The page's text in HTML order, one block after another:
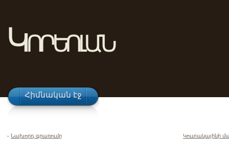
Կորեոլան
Հիմնական էջ
« Նախորդ գրառումը Կուտակայինի